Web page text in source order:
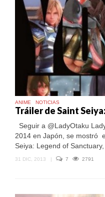
ANIME NOTICIAS
Tráiler de Saint
Seguir a @LadyOtaku
2014 en Japón, se mostró
Seiya: Legend of Sanctuary,
31 DIC, 2013 | 7 2791